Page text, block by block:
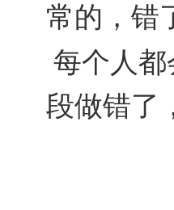
常的，错
每个人
段做错了